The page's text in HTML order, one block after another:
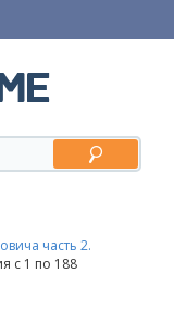
часть 2.
с 1 по 188